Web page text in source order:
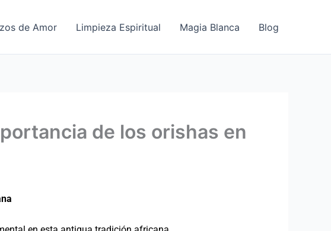
de Amor Limpieza Espiritual Magia Blanca Blog
de los orishas en